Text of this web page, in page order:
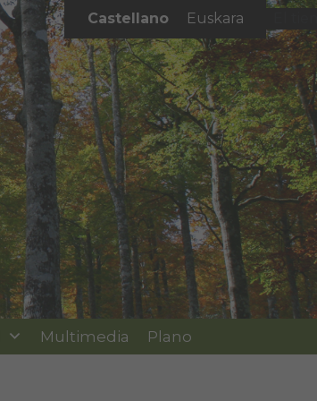
Castellano Euskara
Multimedia Plano